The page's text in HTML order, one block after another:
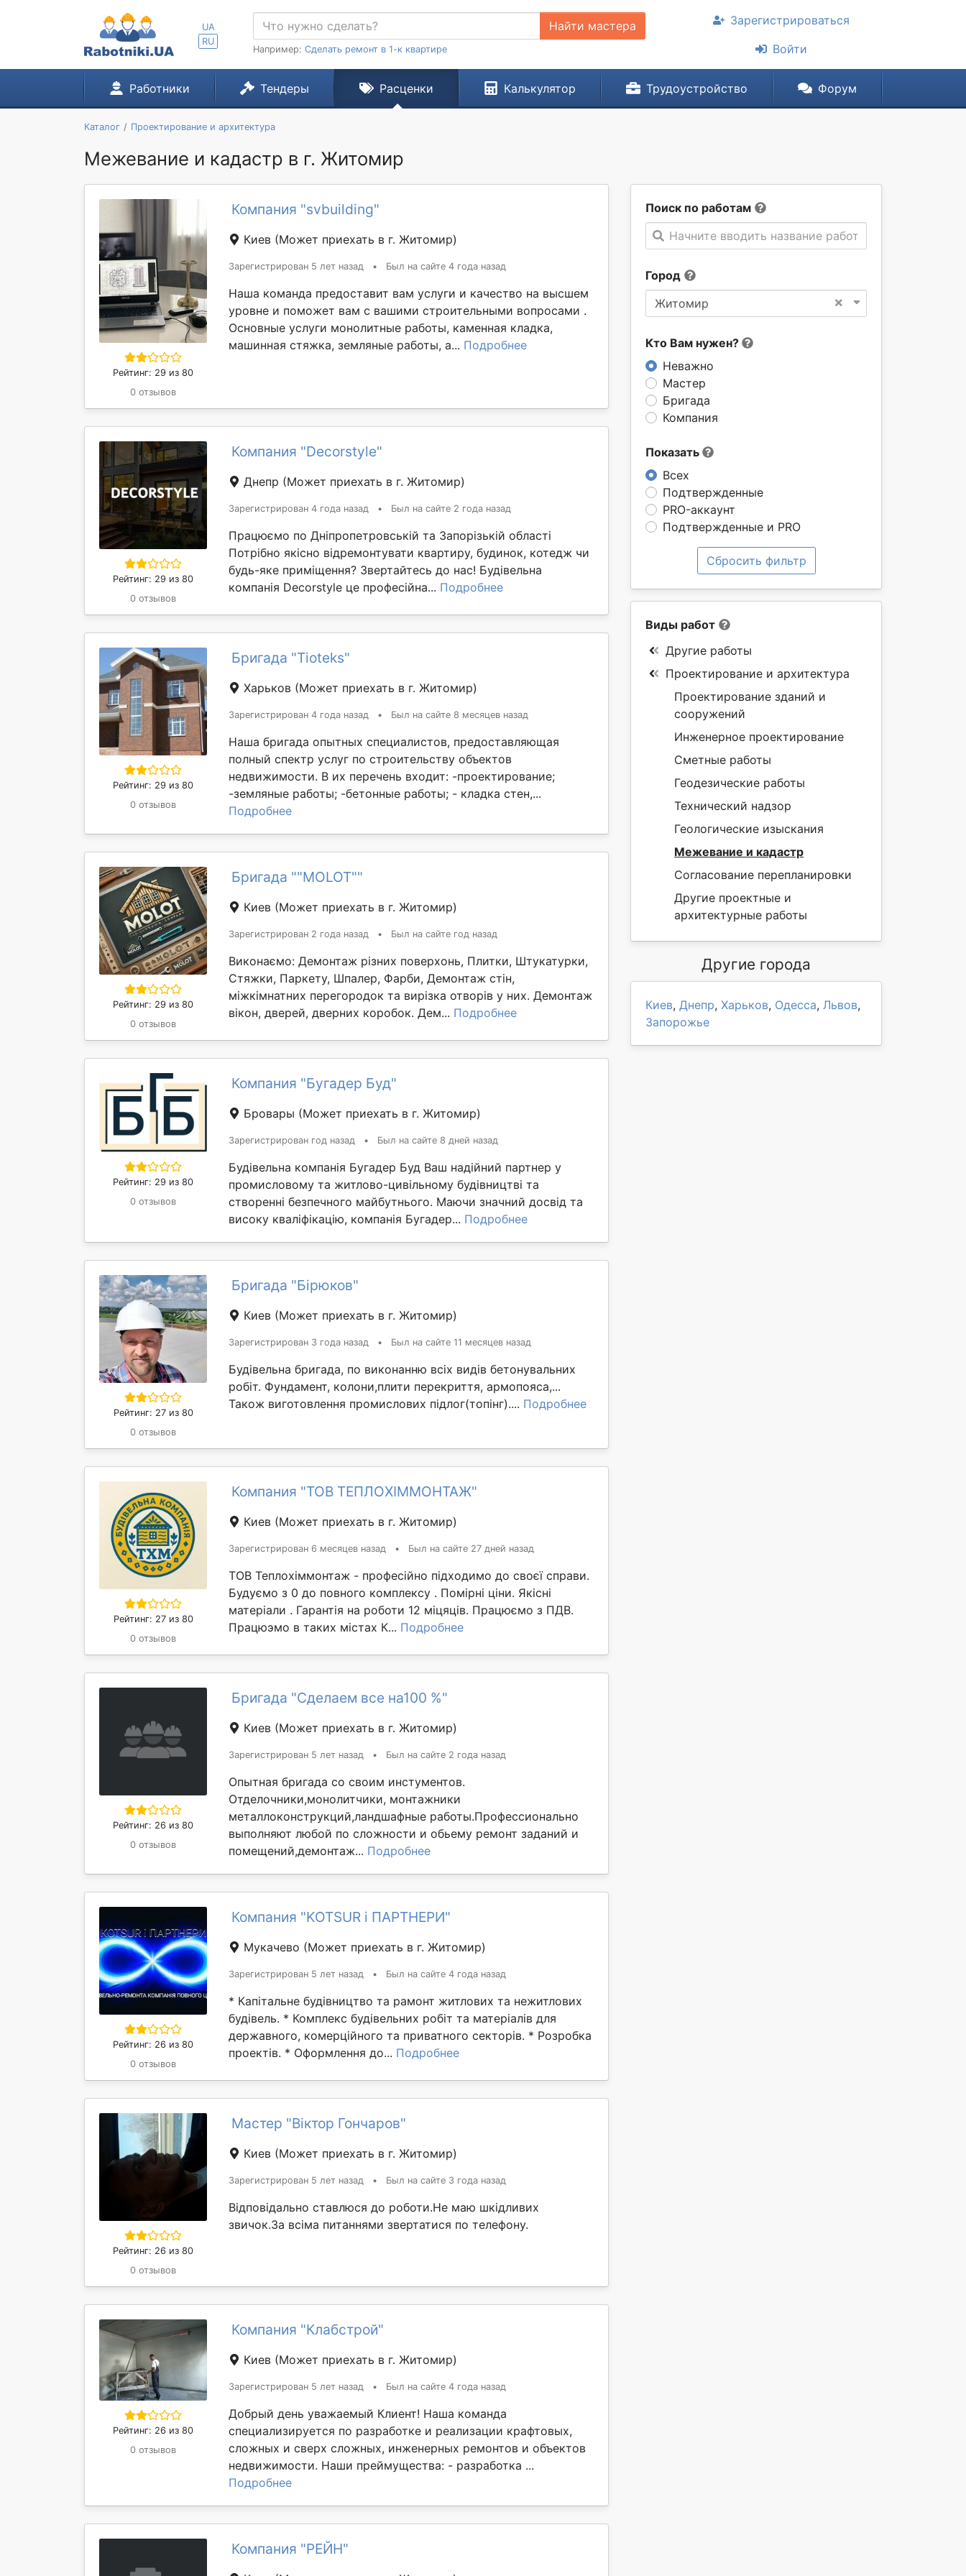
UA
RU
Найти мастера
Например: Сделать ремонт в 1-к квартире
Зарегистрироваться
Войти
Работники Тендеры Расценки Калькулятор Трудоустройство Форум
Каталог Проектирование и архитектура
Межевание и кадастр в г. Житомир
Поиск по работам
Начните вводить название работы
Город
×
Житомир
Кто Вам нужен?
Неважно
Мастер
Бригада
Компания
Показать
Всех
Подтвержденные
PRO-аккаунт
Подтвержденные и PRO
Сбросить фильтр
Рейтинг: 29 из 80
0 отзывов
Компания "svbuilding"
Киев (Может приехать в г. Житомир)
Зарегистрирован 5 лет назад • Был на сайте 4 года назад
Наша команда предоставит вам услуги и качество на высшем
уровне и поможет вам с вашими строительными вопросами .
Основные услуги монолитные работы, каменная кладка,
машинная стяжка, земляные работы, а... Подробнее
Рейтинг: 29 из 80
0 отзывов
Компания "Decorstyle"
Днепр (Может приехать в г. Житомир)
Зарегистрирован 4 года назад • Был на сайте 2 года назад
Працюємо по Дніпропетровській та Запорізькій області
Потрібно якісно відремонтувати квартиру, будинок, котедж чи
будь-яке приміщення? Звертайтесь до нас! Будівельна
компанія Decorstyle це професійна... Подробнее
Рейтинг: 29 из 80
0 отзывов
Бригада "Tioteks"
Харьков (Может приехать в г. Житомир)
Зарегистрирован 4 года назад • Был на сайте 8 месяцев назад
Наша бригада опытных специалистов, предоставляющая
полный спектр услуг по строительству объектов
недвижимости. В их перечень входит: -проектирование;
-земляные работы; -бетонные работы; - кладка стен,...
Подробнее
Рейтинг: 29 из 80
0 отзывов
Бригада ""MOLOT""
Киев (Может приехать в г. Житомир)
Зарегистрирован 2 года назад • Был на сайте год назад
Виконаємо: Демонтаж різних поверхонь, Плитки, Штукатурки,
Стяжки, Паркету, Шпалер, Фарби, Демонтаж стін,
міжкімнатних перегородок та вирізка отворів у них. Демонтаж
вікон, дверей, дверних коробок. Дем... Подробнее
Рейтинг: 29 из 80
0 отзывов
Компания "Бугадер Буд"
Бровары (Может приехать в г. Житомир)
Зарегистрирован год назад • Был на сайте 8 дней назад
Будівельна компанія Бугадер Буд Ваш надійний партнер у
промисловому та житлово-цивільному будівництві та
створенні безпечного майбутнього. Маючи значний досвід та
високу кваліфікацію, компанія Бугадер... Подробнее
Рейтинг: 27 из 80
0 отзывов
Бригада "Бірюков"
Киев (Может приехать в г. Житомир)
Зарегистрирован 3 года назад • Был на сайте 11 месяцев назад
Будівельна бригада, по виконанню всіх видів бетонувальних
робіт. Фундамент, колони,плити перекриття, армопояса,...
Також виготовлення промислових підлог(топінг).... Подробнее
Рейтинг: 27 из 80
0 отзывов
Компания "ТОВ ТЕПЛОХІММОНТАЖ"
Киев (Может приехать в г. Житомир)
Зарегистрирован 6 месяцев назад • Был на сайте 27 дней назад
ТОВ Теплохіммонтаж - професійно підходимо до своєї справи.
Будуємо з 0 до повного комплексу . Помірні ціни. Якісні
матеріали . Гарантія на роботи 12 міцяців. Працюємо з ПДВ.
Працюэмо в таких містах К... Подробнее
Рейтинг: 26 из 80
0 отзывов
Бригада "Сделаем все на100 %"
Киев (Может приехать в г. Житомир)
Зарегистрирован 5 лет назад • Был на сайте 2 года назад
Опытная бригада со своим инстументов.
Отделочники,монолитчики, монтажники
металлоконструкций,ландшафные работы.Профессионально
выполняют любой по сложности и обьему ремонт заданий и
помещений,демонтаж... Подробнее
Рейтинг: 26 из 80
0 отзывов
Компания "KOTSUR і ПАРТНЕРИ"
Мукачево (Может приехать в г. Житомир)
Зарегистрирован 5 лет назад • Был на сайте 4 года назад
* Капітальне будівництво та рамонт житлових та нежитлових
будівель. * Комплекс будівельних робіт та матеріалів для
державного, комерційного та приватного секторів. * Розробка
проектів. * Оформлення до... Подробнее
Рейтинг: 26 из 80
0 отзывов
Мастер "Віктор Гончаров"
Киев (Может приехать в г. Житомир)
Зарегистрирован 5 лет назад • Был на сайте 3 года назад
Відповідально ставлюся до роботи.Не маю шкідливих
звичок.За всіма питаннями звертатися по телефону.
Рейтинг: 26 из 80
0 отзывов
Компания "Клабстрой"
Киев (Может приехать в г. Житомир)
Зарегистрирован 5 лет назад • Был на сайте 4 года назад
Добрый день уважаемый Клиент! Наша команда
специализируется по разработке и реализации крафтовых,
сложных и сверх сложных, инженерных ремонтов и объектов
недвижимости. Наши преймущества: - разработка ...
Подробнее
Компания "РЕЙН"
Виды работ
Другие работы
Проектирование и архитектура
Проектирование зданий и
сооружений
Инженерное проектирование
Сметные работы
Геодезические работы
Технический надзор
Геологические изыскания
Межевание и кадастр
Согласование перепланировки
Другие проектные и
архитектурные работы
Другие города
Киев, Днепр, Харьков, Одесса, Львов,
Запорожье